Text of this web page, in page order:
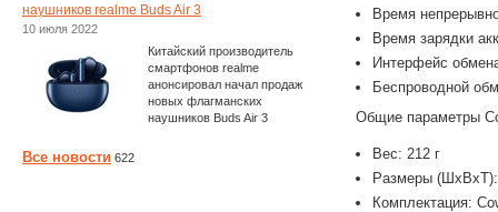
Время
Время зарядки
Интерфейс
Беспроводной
Общие параметры
Вес: 212 г
Размеры
Комплектация:
наушников realme Buds Air 3
10 июля 2022
Китайский производитель
смартфонов realme
анонсировал начал продаж
новых флагманских
наушников Buds Air 3
Все новости 622